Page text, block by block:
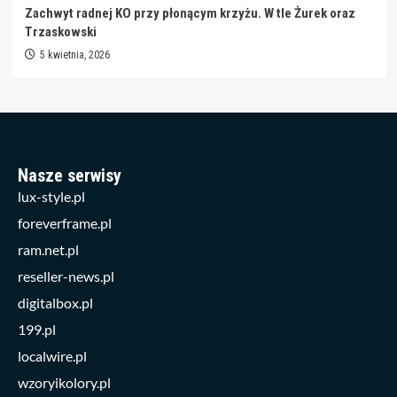
Zachwyt radnej KO przy płonącym krzyżu. W tle Żurek oraz
Trzaskowski
5 kwietnia, 2026
Nasze serwisy
lux-style.pl
foreverframe.pl
ram.net.pl
reseller-news.pl
digitalbox.pl
199.pl
localwire.pl
wzoryikolory.pl